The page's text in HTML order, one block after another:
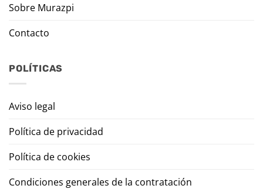
Sobre Murazpi
Contacto
POLÍTICAS
Aviso legal
Política de privacidad
Política de cookies
Condiciones generales de la contratación